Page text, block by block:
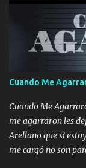
pero eso ya no va a
mirabas bonito si
duele no tenerte
cantamos y por ti
contigo fui muy
adoro
Cuando Me
Cuando Me
me agarraron les
Arellano que si
me cargó no son